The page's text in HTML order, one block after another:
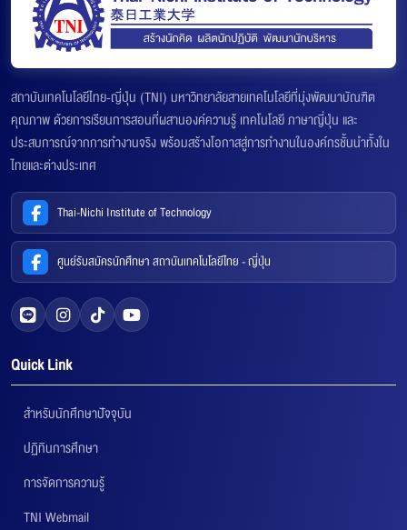
สถาบันเทคโนโลยีไทย-ญี่ปุ่น (TNI) มหาวิทยาลัยสายเทคโนโลยีที่มุ่งพัฒนาบัณฑิต
คุณภาพ ด้วยการเรียนการสอนที่ผสานองค์ความรู้ เทคโนโลยี ภาษาญี่ปุ่น และ
ประสบการณ์จากการทำงานจริง พร้อมสร้างโอกาสสู่การทำงานในองค์กรชั้นนำทั้งใน
ไทยและต่างประเทศ
Thai-Nichi Institute of Technology
ศูนย์รับสมัครนักศึกษา สถาบันเทคโนโลยีไทย - ญี่ปุ่น
Quick Link
สำหรับนักศึกษาปัจจุบัน
ปฏิทินการศึกษา
การจัดการความรู้
TNI Webmail